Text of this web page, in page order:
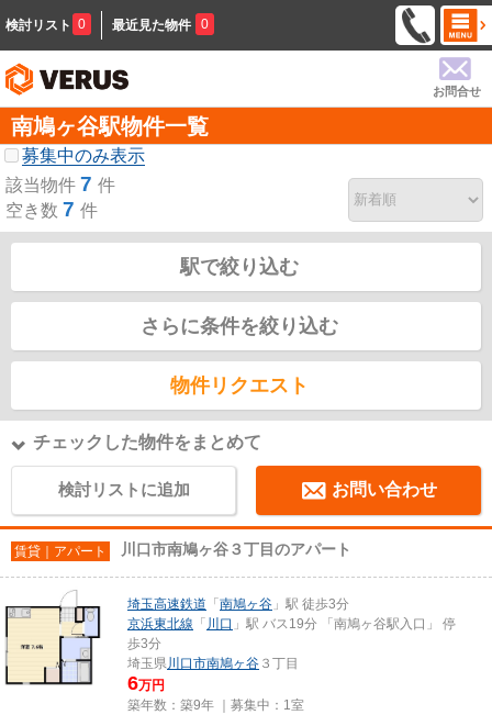
検討リスト 0 最近見た物件 0
お問合せ
南鳩ヶ谷駅物件一覧
募集中のみ表示
該当物件 7 件
空き数 7 件
駅で絞り込む
さらに条件を絞り込む
物件リクエスト
チェックした物件をまとめて
検討リストに追加 お問い合わせ
賃貸｜アパート 川口市南鳩ヶ谷３丁目のアパート
埼玉高速鉄道 「 南鳩ヶ谷 」駅 徒歩3分
京浜東北線 「 川口 」駅 バス19分 「南鳩ヶ谷駅入口」 停
歩3分
埼玉県川口市南鳩ヶ谷 ３丁目
6万円
築年数：築9年 ｜募集中： 1室